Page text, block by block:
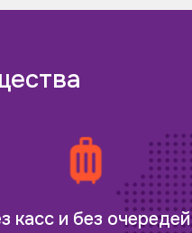
касс и без очередей